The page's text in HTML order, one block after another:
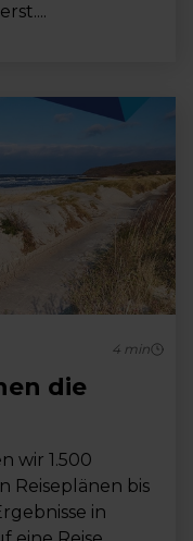
4min
die
wir 1.500
Reiseplänen bis
in